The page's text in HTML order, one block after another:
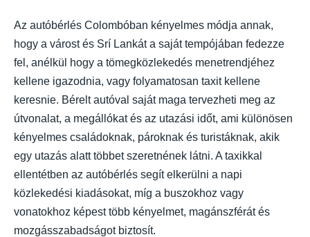
Az autóbérlés Colombóban kényelmes módja annak,
hogy a várost és Srí Lankát a saját tempójában fedezze
fel, anélkül hogy a tömegközlekedés menetrendjéhez
kellene igazodnia, vagy folyamatosan taxit kellene
keresnie. Bérelt autóval saját maga tervezheti meg az
útvonalat, a megállókat és az utazási időt, ami különösen
kényelmes családoknak, pároknak és turistáknak, akik
egy utazás alatt többet szeretnének látni. A taxikkal
ellentétben az autóbérlés segít elkerülni a napi
közlekedési kiadásokat, míg a buszokhoz vagy
vonatokhoz képest több kényelmet, magánszférát és
mozgásszabadságot biztosít.